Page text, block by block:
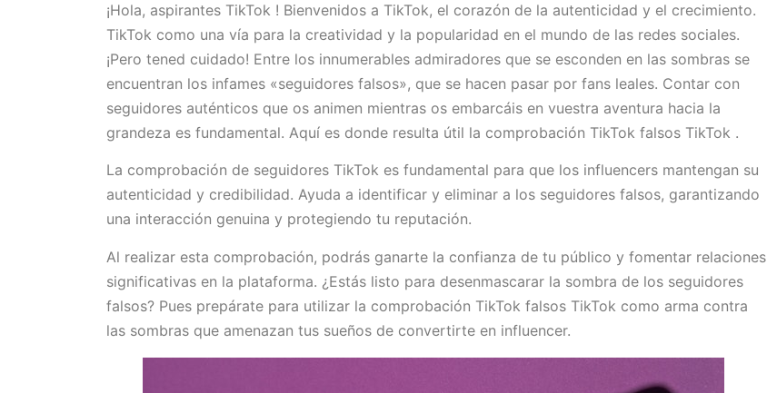
¡Hola, aspirantes TikTok ! Bienvenidos a TikTok, el corazón de la autenticidad y el crecimiento.
TikTok como una vía para la creatividad y la popularidad en el mundo de las redes sociales.
¡Pero tened cuidado! Entre los innumerables admiradores que se esconden en las sombras se
encuentran los infames «seguidores falsos», que se hacen pasar por fans leales. Contar con
seguidores auténticos que os animen mientras os embarcáis en vuestra aventura hacia la
grandeza es fundamental. Aquí es donde resulta útil la comprobación TikTok falsos TikTok .
La comprobación de seguidores TikTok es fundamental para que los influencers mantengan su
autenticidad y credibilidad. Ayuda a identificar y eliminar a los seguidores falsos, garantizando
una interacción genuina y protegiendo tu reputación.
Al realizar esta comprobación, podrás ganarte la confianza de tu público y fomentar relaciones
significativas en la plataforma. ¿Estás listo para desenmascarar la sombra de los seguidores
falsos? Pues prepárate para utilizar la comprobación TikTok falsos TikTok como arma contra
las sombras que amenazan tus sueños de convertirte en influencer.